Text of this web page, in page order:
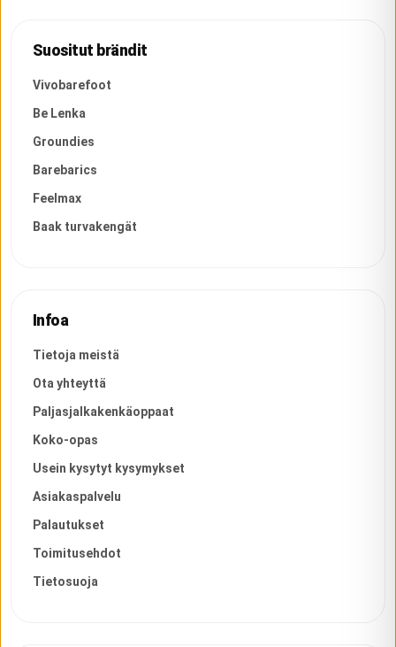
Suositut brändit
Vivobarefoot
Be Lenka
Groundies
Barebarics
Feelmax
Baak turvakengät
Infoa
Tietoja meistä
Ota yhteyttä
Paljasjalkakenkäoppaat
Koko-opas
Usein kysytyt kysymykset
Asiakaspalvelu
Palautukset
Toimitusehdot
Tietosuoja